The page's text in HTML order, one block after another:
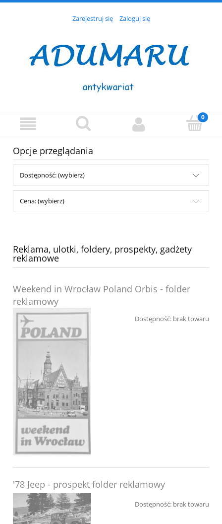
Zarejestruj się Zaloguj się
Opcje przeglądania
Dostępność: (wybierz)
Cena: (wybierz)
Reklama, ulotki, foldery, prospekty, gadżety
reklamowe
Weekend in Wrocław Poland Orbis - folder
reklamowy
Dostępność: brak towaru
'78 Jeep - prospekt folder reklamowy
Dostępność: brak towaru